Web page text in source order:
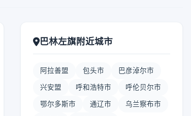
巴林左旗附近城市
阿拉善盟 包头市 巴彦淖尔市
兴安盟 呼和浩特市 呼伦贝尔市
鄂尔多斯市 通辽市 乌兰察布市